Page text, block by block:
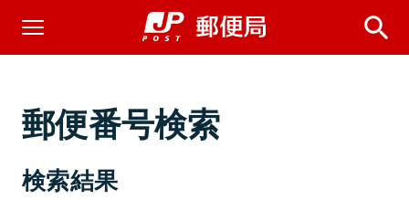
郵便番号検索
検索結果